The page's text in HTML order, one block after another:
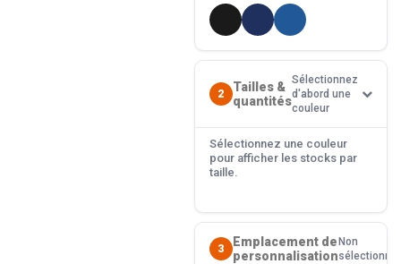
2
Tailles &
quantités
Sélectionnez
d'abord une
couleur
Sélectionnez une couleur
pour afficher les stocks par
taille.
3
Emplacement de
personnalisation
Non
sélectionné